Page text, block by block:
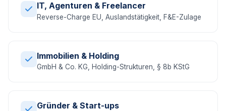
IT, Agenturen & Freelancer
Reverse-Charge EU, Auslandstätigkeit, F&E-Zulage
Immobilien & Holding
GmbH & Co. KG, Holding-Strukturen, § 8b KStG
Gründer & Start-ups